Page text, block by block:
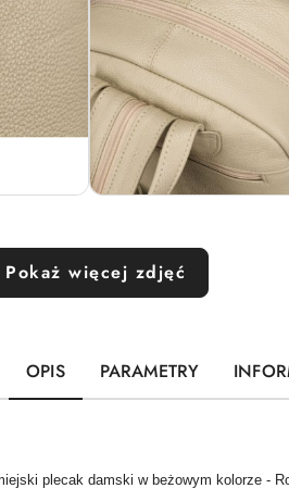
Pokaż więcej zdjęć
OPIS PARAMETRY
plecak damski w beżowym kolorze -